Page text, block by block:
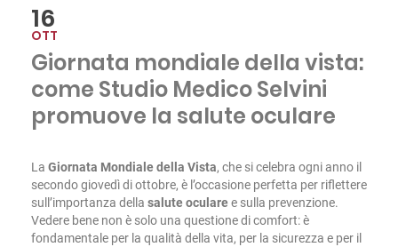
16
OTT
Giornata mondiale della vista:
come Studio Medico Selvini
promuove la salute oculare
La Giornata Mondiale della Vista, che si celebra ogni anno il
secondo giovedì di ottobre, è l’occasione perfetta per riflettere
sull’importanza della salute ocularee sulla prevenzione.
Vedere bene non è solo una questione di comfort: è
fondamentale per la qualità della vita, per la sicurezza e per il